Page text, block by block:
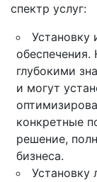
спектр услуг:
Установку
глубокими
и могут
конкретные
решение,
бизнеса.
Установку